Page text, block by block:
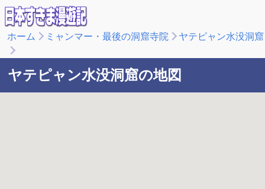
ホーム ミャンマー・最後の洞窟寺院 ヤテピャン水没洞窟
ヤテピャン水没洞窟の地図